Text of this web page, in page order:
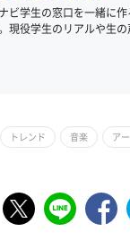
ビ学生の窓口を一緒に
現役学生のリアルや生
トレンド 音楽 ア